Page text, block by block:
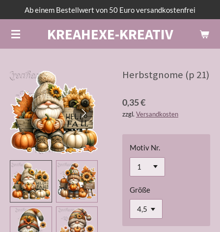
Hauptinhalt
springen
KREAHEXE-KREATIV
Ab einem Bestellwert von 50 Euro versandkostenfrei
Herbstgnome (p 21)
0,35 €
zzgl. Versandkosten
Motiv Nr.
Größe